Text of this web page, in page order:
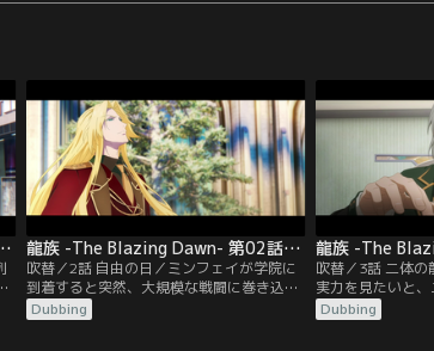
第01話／吹替 龍族 -The Blazing Dawn- 第02話／吹替
吹替／2話 自由の日／ミンフェイが学院に
到着すると突然、大規模な戦闘に巻き込ま
れる。怯えていたミンフェイだが目の前で
ノノが撃たれたことで意を決し、一騎打ち
Dubbing
吹替／3話 二体の
実力を見たいと
龍文＜皇帝＞を
応を示さない。
Dubbing